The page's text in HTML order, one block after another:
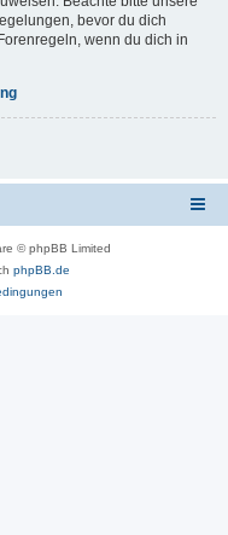
bevor du dich
wenn du dich in
© phpBB Limited
phpBB.de